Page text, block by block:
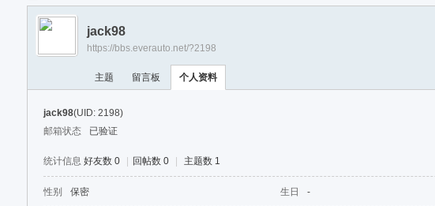
jack98
https://bbs.everauto.net/?2198
主题 留言板 个人资料
jack98(UID: 2198)
邮箱状态
已验证
统计信息 好友数 0 回帖数 0 主题数 1
性别 保密 生日 -